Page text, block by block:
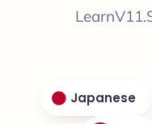
Japanese